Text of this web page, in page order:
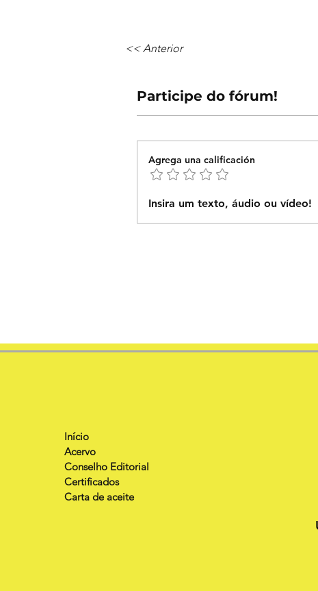
<< Anterior
Participe do fórum!
Agrega una calificación
Insira um texto, áudio ou vídeo!
Início
Acervo
Conselho Editorial
Certificados
Carta de aceite